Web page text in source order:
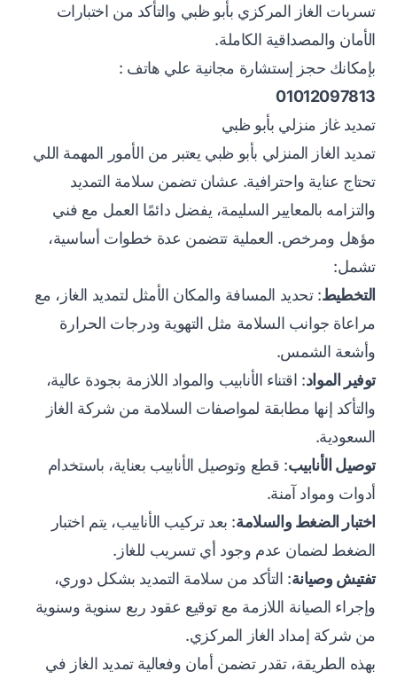
تسربات الغاز المركزي بأبو ظبي والتأكد من اختبارات
الأمان والمصداقية الكاملة.
بإمكانك حجز إستشارة مجانية علي هاتف :
01012097813
تمديد غاز منزلي بأبو ظبي
تمديد الغاز المنزلي بأبو ظبي يعتبر من الأمور المهمة اللي
تحتاج عناية واحترافية. عشان تضمن سلامة التمديد
والتزامه بالمعايير السليمة، يفضل دائمًا العمل مع فني
مؤهل ومرخص. العملية تتضمن عدة خطوات أساسية،
تشمل:
التخطيط: تحديد المسافة والمكان الأمثل لتمديد الغاز، مع
مراعاة جوانب السلامة مثل التهوية ودرجات الحرارة
وأشعة الشمس.
توفير المواد: اقتناء الأنابيب والمواد اللازمة بجودة عالية،
والتأكد إنها مطابقة لمواصفات السلامة من شركة الغاز
السعودية.
توصيل الأنابيب: قطع وتوصيل الأنابيب بعناية، باستخدام
أدوات ومواد آمنة.
اختبار الضغط والسلامة: بعد تركيب الأنابيب، يتم اختبار
الضغط لضمان عدم وجود أي تسريب للغاز.
تفتيش وصيانة: التأكد من سلامة التمديد بشكل دوري،
وإجراء الصيانة اللازمة مع توقيع عقود ربع سنوية وسنوية
من شركة إمداد الغاز المركزي.
بهذه الطريقة، تقدر تضمن أمان وفعالية تمديد الغاز في